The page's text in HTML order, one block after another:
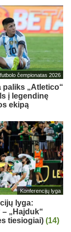
čempionatas 2026
paliks „Atletico“
į legendinę
ekipą
Konferencijų lyga
lyga:
– „Hajduk“
tiesiogiai) (14)